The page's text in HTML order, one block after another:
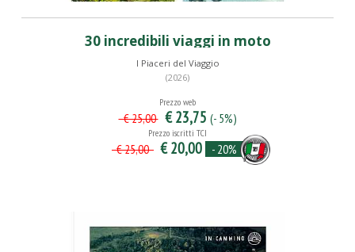
30 incredibili viaggi in moto
I Piaceri del Viaggio
(2026)
Prezzo web
€ 25,00 € 23,75 (- 5%)
Prezzo iscritti TCI
€ 25,00 € 20,00 - 20%